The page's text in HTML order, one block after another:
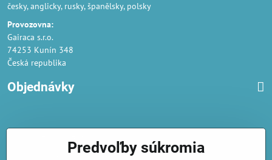
česky, anglicky, rusky, španělsky, polsky
Provozovna:
Gairaca s.r.o.
74253 Kunín 348
Česká republika
Objednávky
Podmienky ochrany osobných údajov
Predvoľby súkromia